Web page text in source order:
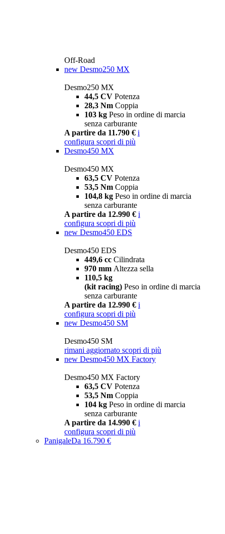
Off-Road
new Desmo250 MX
Desmo250 MX
44,5 CV Potenza
28,3 Nm Coppia
103 kg Peso in ordine di marcia
senza carburante
A partire da 11.790 € i
configura scopri di più
Desmo450 MX
Desmo450 MX
63,5 CV Potenza
53,5 Nm Coppia
104,8 kg Peso in ordine di marcia
senza carburante
A partire da 12.990 € i
configura scopri di più
new Desmo450 EDS
Desmo450 EDS
449,6 cc Cilindrata
970 mm Altezza sella
110,5 kg
(kit racing) Peso in ordine di marcia
senza carburante
A partire da 12.990 € i
configura scopri di più
new Desmo450 SM
Desmo450 SM
rimani aggiornato scopri di più
new Desmo450 MX Factory
Desmo450 MX Factory
63,5 CV Potenza
53,5 Nm Coppia
104 kg Peso in ordine di marcia
senza carburante
A partire da 14.990 € i
configura scopri di più
PanigaleDa 16.790 €